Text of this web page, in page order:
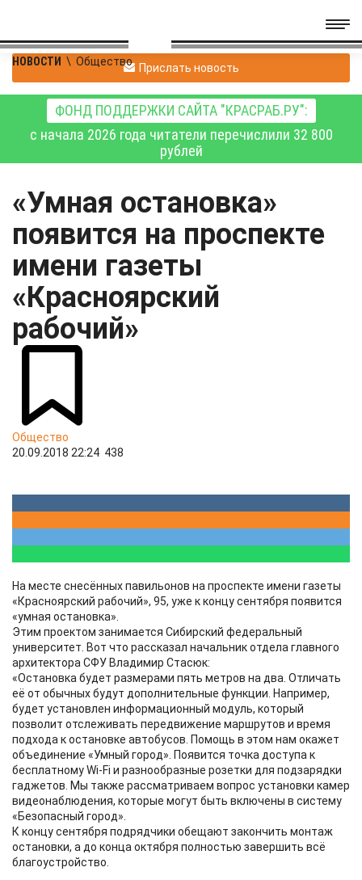
НОВОСТИ \ Общество Прислать новость
ФОНД ПОДДЕРЖКИ САЙТА "КРАСРАБ.РУ":
с начала 2026 года читатели перечислили 32 800
рублей
«Умная остановка»
появится на проспекте
имени газеты
«Красноярский
рабочий»
Общество
20.09.2018 22:24 438
На месте снесённых павильонов на проспекте имени газеты
«Красноярский рабочий», 95, уже к концу сентября появится
«умная остановка».
Этим проектом занимается Сибирский федеральный
университет. Вот что рассказал начальник отдела главного
архитектора СФУ Владимир Стасюк:
«Остановка будет размерами пять метров на два. Отличать
её от обычных будут дополнительные функции. Например,
будет установлен информационный модуль, который
позволит отслеживать передвижение маршрутов и время
подхода к остановке автобусов. Помощь в этом нам окажет
объединение «Умный город». Появится точка доступа к
бесплатному Wi-Fi и разнообразные розетки для подзарядки
гаджетов. Мы также рассматриваем вопрос установки камер
видеонаблюдения, которые могут быть включены в систему
«Безопасный город».
К концу сентября подрядчики обещают закончить монтаж
остановки, а до конца октября полностью завершить всё
благоустройство.